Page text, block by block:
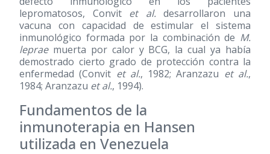
lepromatosos, Convit et al. desarrollaron una
vacuna con capacidad de estimular el sistema
inmunológico formada por la combinación de M.
lepraemuerta por calor y BCG, la cual ya había
demostrado cierto grado de protección contra la
enfermedad (Convit et al., 1982; Aranzazu et al.,
1984; Aranzazu et al., 1994).
Fundamentos de la
inmunoterapia en Hansen
utilizada en Venezuela